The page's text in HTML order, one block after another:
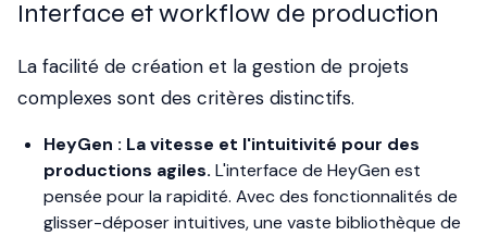
Interface et workflow de production
La facilité de création et la gestion de projets
complexes sont des critères distinctifs.
HeyGen : La vitesse et l'intuitivité pour des
productions agiles. L'interface de HeyGen est
pensée pour la rapidité. Avec des fonctionnalités de
glisser-déposer intuitives, une vaste bibliothèque de